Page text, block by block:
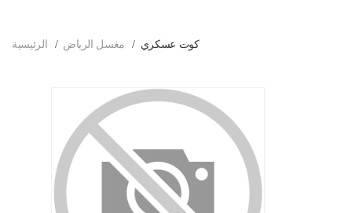
الرئيسية مغسل الرياض كوت عسكري